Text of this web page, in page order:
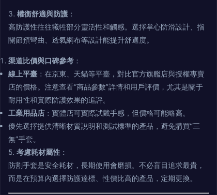
3. 權衡舒適與防護 ：
高防護性往往犧牲部分靈活性和觸感。選擇掌心防滑設計、指
關節預彎曲、透氣網布等設計能提升舒適度。
渠道比價與口碑參考 ：
線上平臺 ：在京東、天貓等平臺，對比官方旗艦店與授權專賣
店的價格。注意查看“商品參數”詳情和用戶評價，尤其是關于
耐用性和實際防護效果的追評。
工業用品店 ：實體店可實際試戴手感，但價格可能略高。
優先選擇提供清晰材質說明和測試標準的產品，避免購買“三
無”手套。
5. 考慮耗材屬性 ：
防割手套是安全耗材，長期使用會磨損。不必盲目追求最貴，
而是在預算內選擇防護達標、性價比高的產品，定期更換。